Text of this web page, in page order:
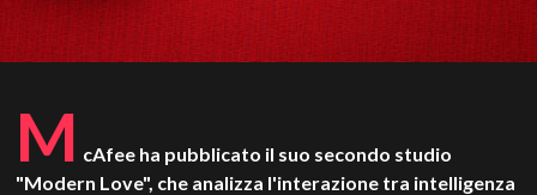
M cAfee ha pubblicato il suo secondo studio
"Modern Love", che analizza l'interazione tra intelligenza